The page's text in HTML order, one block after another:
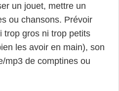
un jouet, mettre un
ou chansons. Prévoir
trop gros ni trop petits
les avoir en main), son
mp3 de comptines ou